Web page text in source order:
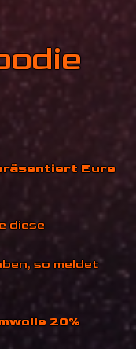
Eure
diese
so meldet
20%